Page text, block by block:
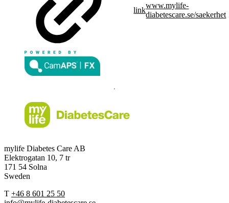
link
www.mylife-
diabetescare.se/saekerhet
mylife Diabetes Care AB
Elektrogatan 10, 7 tr
171 54 Solna
Sweden
T +46 8 601 25 50